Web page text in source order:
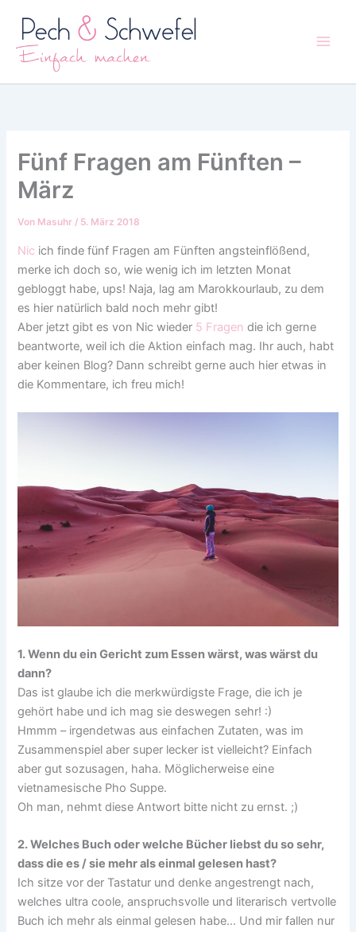
Inhalt
springen
Fünf Fragen am Fünften –
März
Von Masuhr / 5. März 2018
Nic ich finde fünf Fragen am Fünften angsteinflößend,
merke ich doch so, wie wenig ich im letzten Monat
gebloggt habe, ups! Naja, lag am Marokkourlaub, zu dem
es hier natürlich bald noch mehr gibt!
Aber jetzt gibt es von Nic wieder 5 Fragen die ich gerne
beantworte, weil ich die Aktion einfach mag. Ihr auch, habt
aber keinen Blog? Dann schreibt gerne auch hier etwas in
die Kommentare, ich freu mich!
1. Wenn du ein Gericht zum Essen wärst, was wärst du
dann?
Das ist glaube ich die merkwürdigste Frage, die ich je
gehört habe und ich mag sie deswegen sehr! :)
Hmmm – irgendetwas aus einfachen Zutaten, was im
Zusammenspiel aber super lecker ist vielleicht? Einfach
aber gut sozusagen, haha. Möglicherweise eine
vietnamesische Pho Suppe.
Oh man, nehmt diese Antwort bitte nicht zu ernst. ;)
2. Welches Buch oder welche Bücher liebst du so sehr,
dass die es / sie mehr als einmal gelesen hast?
Ich sitze vor der Tastatur und denke angestrengt nach,
welches ultra coole, anspruchsvolle und literarisch vertvolle
Buch ich mehr als einmal gelesen habe… Und mir fallen nur